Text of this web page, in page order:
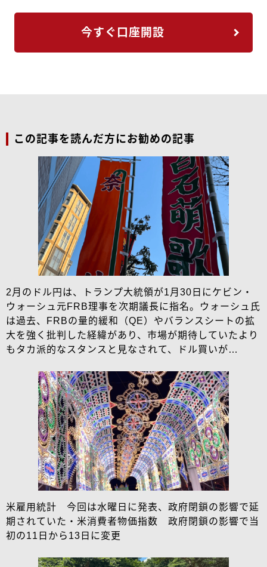
今すぐ口座開設
この記事を読んだ方にお勧めの記事
2月のドル円は、トランプ大統領が1月30日にケビン・
ウォーシュ元FRB理事を次期議長に指名。ウォーシュ氏
は過去、FRBの量的緩和（QE）やバランスシートの拡
大を強く批判した経緯があり、市場が期待していたより
もタカ派的なスタンスと見なされて、ドル買いが…
米雇用統計 今回は水曜日に発表、政府閉鎖の影響で延
期されていた・米消費者物価指数 政府閉鎖の影響で当
初の11日から13日に変更